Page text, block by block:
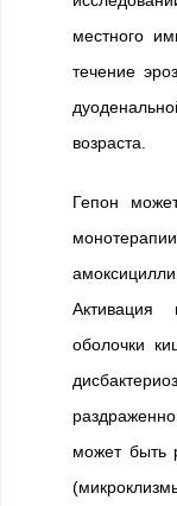
местного
течение
возраста.
Гепон
Активация
оболочки
может быть